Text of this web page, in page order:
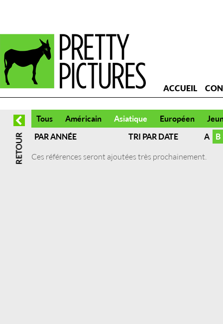
ACCUEIL
Tous Américain Asiatique Européen
PAR ANNÉE
TRI PAR DATE A
B
Ces références seront ajoutées très prochainement.